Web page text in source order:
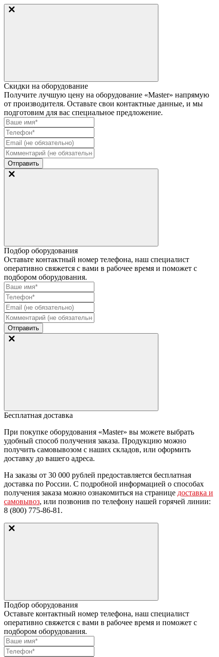
Скидки на оборудование
Получите лучшую цену на оборудование «Master» напрямую
от производителя. Оставьте свои контактные данные, и мы
подготовим для вас специальное предложение.
Отправить
Подбор оборудования
Оставьте контактный номер телефона, наш специалист
оперативно свяжется с вами в рабочее время и поможет с
подбором оборудования.
Отправить
Бесплатная доставка
При покупке оборудования «Master» вы можете выбрать
удобный способ получения заказа. Продукцию можно
получить самовывозом с наших складов, или оформить
доставку до вашего адреса.
На заказы от 30 000 рублей предоставляется бесплатная
доставка по России. С подробной информацией о способах
получения заказа можно ознакомиться на странице доставка и
самовывоз, или позвонив по телефону нашей горячей линии:
8 (800) 775-86-81.
Подбор оборудования
Оставьте контактный номер телефона, наш специалист
оперативно свяжется с вами в рабочее время и поможет с
подбором оборудования.